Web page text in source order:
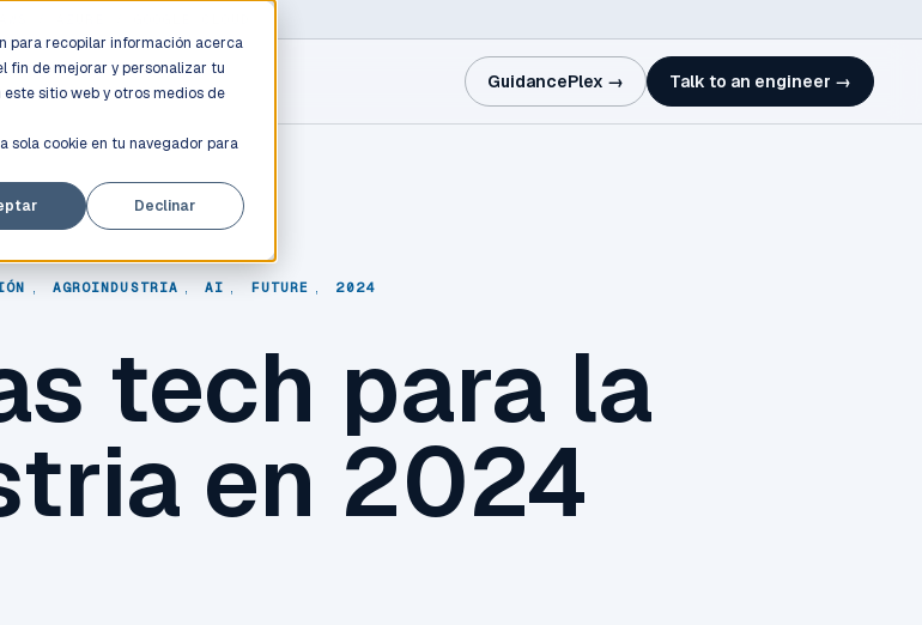
para recopilar información acerca
fin de mejorar y personalizar tu
sitio web y otros medios de
sola cookie en tu navegador para
Declinar
GuidancePlex → Talk to an engineer →
AGROINDUSTRIA AI FUTURE 2024
tech para la
en 2024